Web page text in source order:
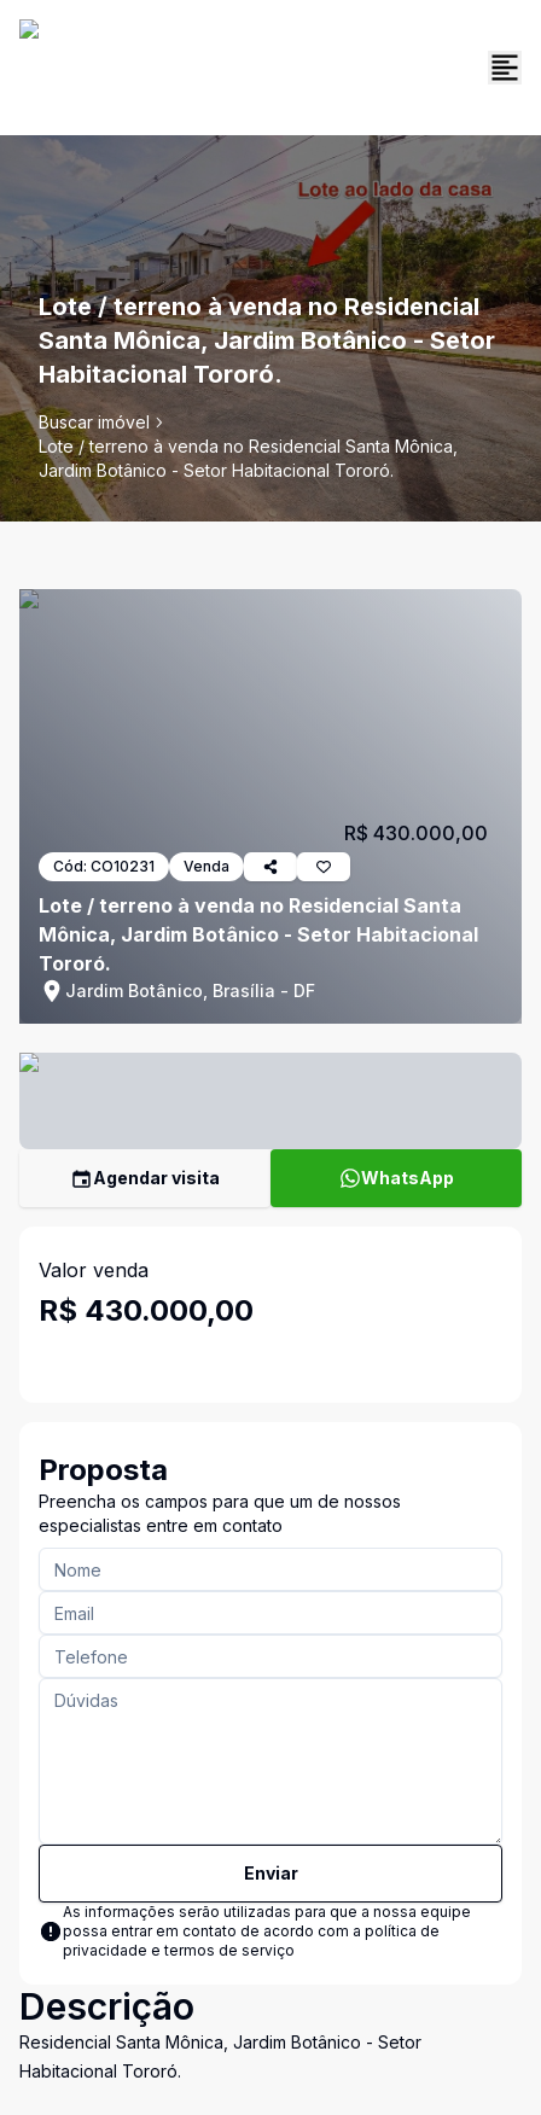
Lote / terreno à venda no Residencial
Santa Mônica, Jardim Botânico - Setor
Habitacional Tororó.
Buscar imóvel
Lote / terreno à venda no Residencial Santa Mônica,
Jardim Botânico - Setor Habitacional Tororó.
Cód: CO10231 Venda
Lote / terreno à venda no Residencial Santa
Mônica, Jardim Botânico - Setor Habitacional
Tororó.
Jardim Botânico, Brasília - DF
R$ 430.000,00
Agendar visita WhatsApp
Valor venda
R$ 430.000,00
Proposta
Preencha os campos para que um de nossos
especialistas entre em contato
Enviar
As informações serão utilizadas para que a nossa equipe
possa entrar em contato de acordo com a política de
privacidade e termos de serviço
Descrição
Residencial Santa Mônica, Jardim Botânico - Setor
Habitacional Tororó.